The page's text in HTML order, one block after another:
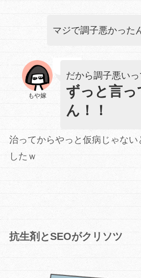
マジで調子悪かった
もや嫁
だから調子悪いっ
ずっと言っ
ん！！
治ってからやっと仮病じゃない
したｗ
抗生剤とSEOがクリソツ